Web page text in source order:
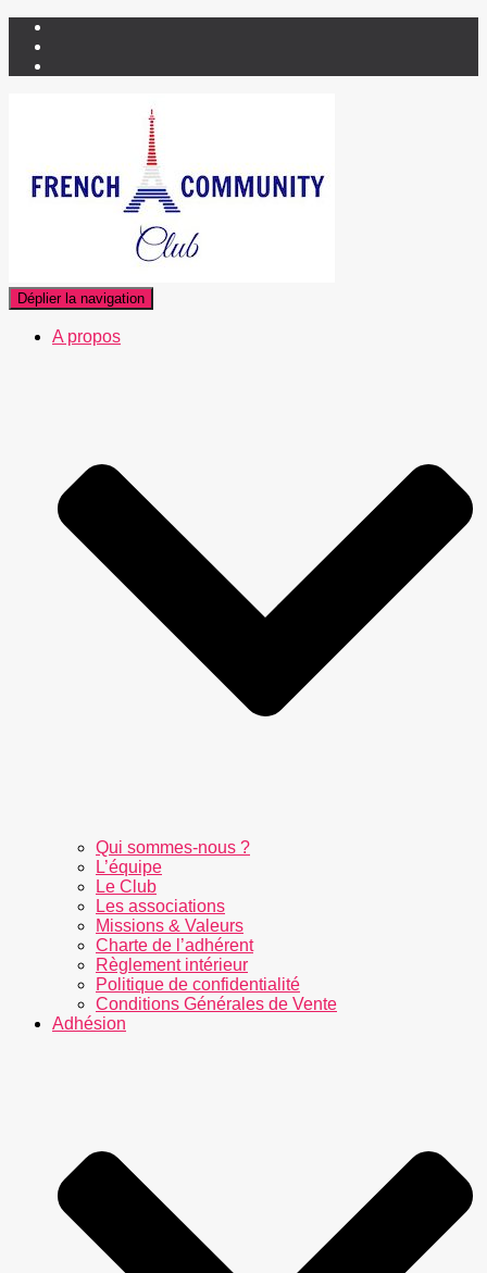
Déplier la navigation
A propos
Qui sommes-nous ?
L’équipe
Le Club
Les associations
Missions & Valeurs
Charte de l’adhérent
Règlement intérieur
Politique de confidentialité
Conditions Générales de Vente
Adhésion